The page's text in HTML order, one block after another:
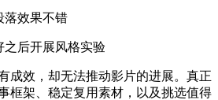
落效果不错
之后开展风格实验
成效，却无法推动影片的进展。真正
框架、稳定复用素材，以及挑选值得